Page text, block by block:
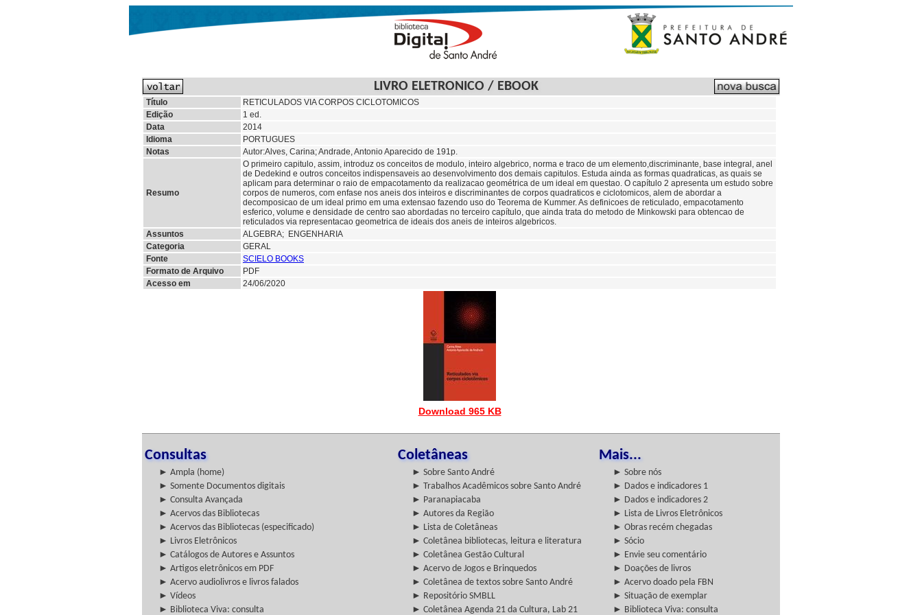
LIVRO ELETRONICO / EBOOK
Título
RETICULADOS VIA CORPOS CICLOTOMICOS
Edição
1 ed.
Data
2014
Idioma
PORTUGUES
Notas
Autor:Alves, Carina; Andrade, Antonio Aparecido de 191p.
Resumo
O primeiro capitulo, assim, introduz os conceitos de modulo, inteiro algebrico, norma e traco de um elemento,discriminante, base integral, anel
de Dedekind e outros conceitos indispensaveis ao desenvolvimento dos demais capitulos. Estuda ainda as formas quadraticas, as quais se
aplicam para determinar o raio de empacotamento da realizacao geométrica de um ideal em questao. O capítulo 2 apresenta um estudo sobre
corpos de numeros, com enfase nos aneis dos inteiros e discriminantes de corpos quadraticos e ciclotomicos, alem de abordar a
decomposicao de um ideal primo em uma extensao fazendo uso do Teorema de Kummer. As definicoes de reticulado, empacotamento
esferico, volume e densidade de centro sao abordadas no terceiro capítulo, que ainda trata do metodo de Minkowski para obtencao de
reticulados via representacao geometrica de ideais dos aneis de inteiros algebricos.
Assuntos
ALGEBRA; ENGENHARIA
Categoria
GERAL
Fonte
SCIELO BOOKS
Formato de Arquivo
PDF
Acesso em
24/06/2020
Download 965 KB
Consultas Coletâneas Mais...
► Ampla (home) ► Sobre Santo André
► Sobre nós
► Somente Documentos digitais
► Trabalhos Acadêmicos sobre Santo André
► Dados e indicadores 1
► Consulta Avançada
► Paranapiacaba
► Dados e indicadores 2
► Acervos das Bibliotecas
► Autores da Região
► Lista de Livros Eletrônicos
► Acervos das Bibliotecas (especificado)
► Lista de Coletâneas
► Obras recém chegadas
► Livros Eletrônicos
► Coletânea bibliotecas, leitura e literatura
► Sócio
► Catálogos de Autores e Assuntos
► Coletânea Gestão Cultural
► Envie seu comentário
► Artigos eletrônicos em PDF
► Acervo de Jogos e Brinquedos
► Doações de livros
► Acervo audiolivros e livros falados
► Coletânea de textos sobre Santo André
► Acervo doado pela FBN
► Vídeos
► Repositório SMBLL
► Situação de exemplar
► Biblioteca Viva: consulta
► Coletânea Agenda 21 da Cultura, Lab 21 ► Biblioteca Viva: consulta